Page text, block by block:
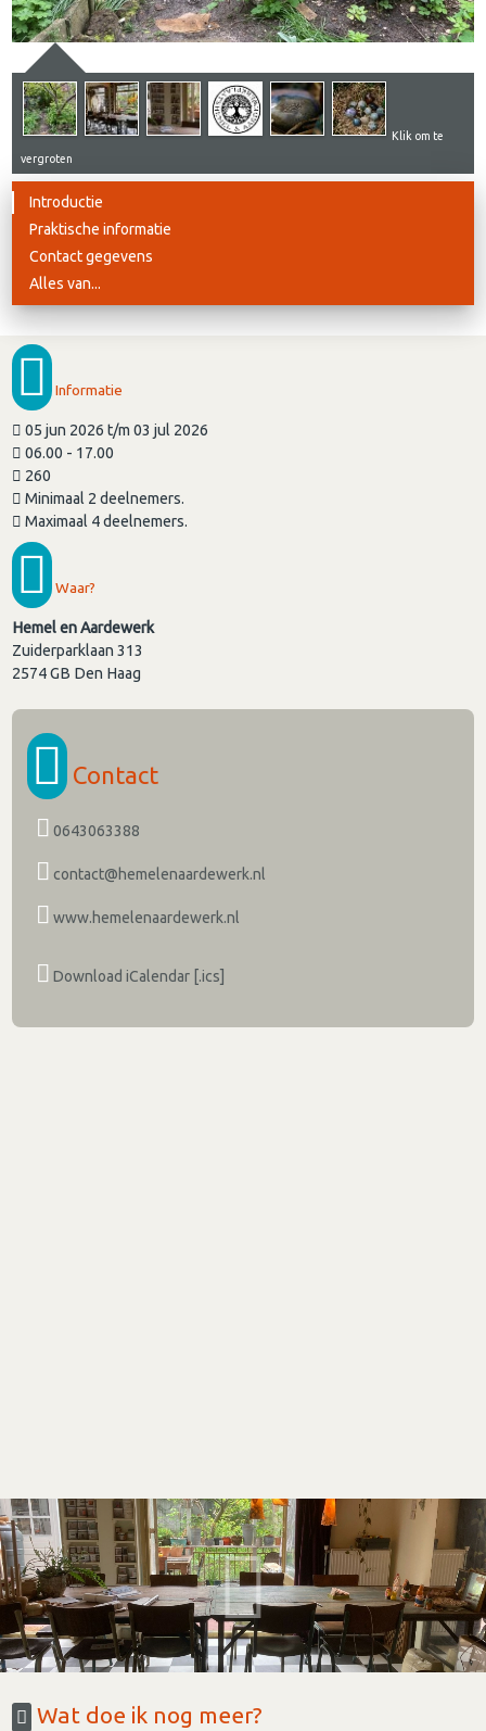
Klik om te
vergroten
Introductie
Praktische informatie
Contact gegevens
Alles van...
Informatie
05 jun 2026 t/m 03 jul 2026
06.00 - 17.00
260
Minimaal 2 deelnemers.
Maximaal 4 deelnemers.
Waar?
Hemel en Aardewerk
Zuiderparklaan 313
2574 GB Den Haag
Contact
0643063388
contact@hemelenaardewerk.nl
www.hemelenaardewerk.nl
Download iCalendar [.ics]
Wat doe ik nog meer?